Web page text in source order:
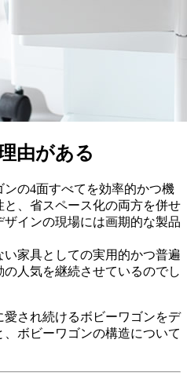
由がある
の4面すべてを効率的かつ機
、省スペース化の両方を併せ
インの現場には画期的な製品
家具としての実用的かつ普遍
人気を継続させているのでし
され続けるボビーワゴンをデ
ボビーワゴンの構造について